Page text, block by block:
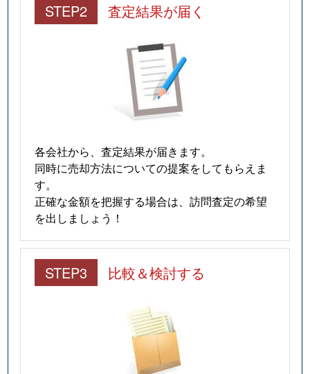
STEP2 査定結果が届く
各会社から、査定結果が届きます。
同時に売却方法についての提案をしてもらえま
す。
正確な金額を把握する場合は、訪問査定の希望
を出しましょう！
STEP3 比較＆検討する